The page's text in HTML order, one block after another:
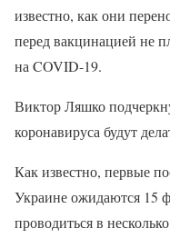
известно, как они
перед вакцинацией не
на COVID-19.
Виктор Ляшко
коронавируса будут
Как известно, первые
Украине ожидаются 15
проводиться в